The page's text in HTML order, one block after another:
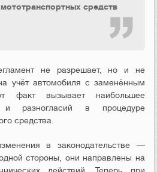
средств
не разрешает, но и не
учёт автомобиля с заменённым
факт вызывает наибольшее
и разногласий в процедуре
средства.
в законодательстве —
стороны, они направлены на
действий. Теперь при